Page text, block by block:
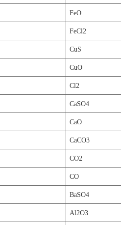
FeO
FeCl2
CuS
CuO
Cl2
CaSO4
CaO
CaCO3
CO2
CO
BaSO4
Al2O3